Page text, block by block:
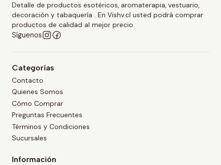
Detalle de productos esotéricos, aromaterapia, vestuario,
decoración y tabaquería . En Vishv.cl usted podrá comprar
productos de calidad al mejor precio.
Síguenos
Categorías
Contacto
Quienes Somos
Cómo Comprar
Preguntas Frecuentes
Términos y Condiciones
Sucursales
Información